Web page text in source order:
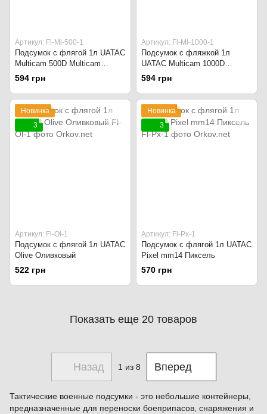
Артикул: Fl-Ml-500-1
Подсумок с флягой 1л UATAC
Multicam 500D Multicam
original
594 грн
Артикул: Fl-Ml-1000-1
Подсумок с фляжкой 1л
UATAC Multicam 1000D
Multicam original
594 грн
Новинка
3
Артикул: Fl-Ol-1
Подсумок с флягой 1л UATAC
Olive Оливковый
522 грн
Новинка
3
Артикул: Fl-Px-1
Подсумок с флягой 1л UATAC
Pixel mm14 Пиксель
570 грн
Показать еще 20 товаров
Назад 1 из 8 Вперед
Тактические военные подсумки - это небольшие контейнеры,
предназначенные для переноски боеприпасов, снаряжения и